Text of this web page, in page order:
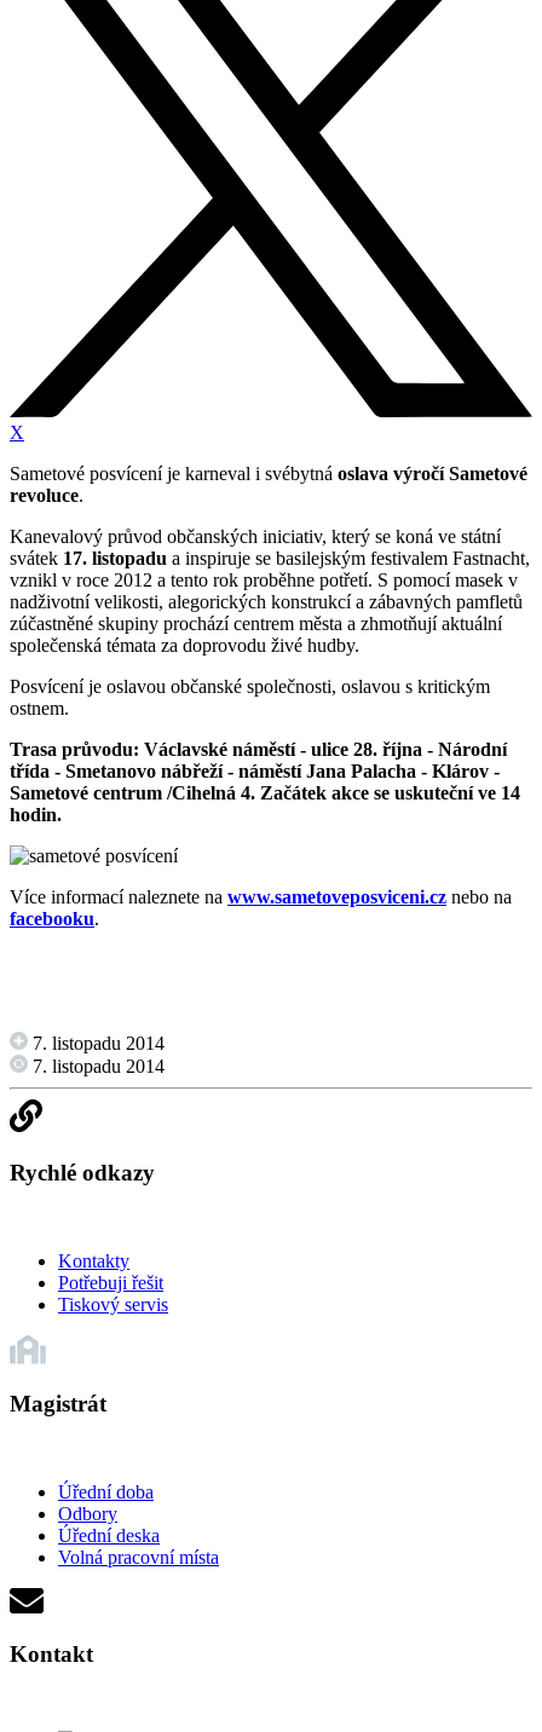
X
Sametové posvícení je karneval i svébytná oslava výročí Sametové
revoluce.
Kanevalový průvod občanských iniciativ, který se koná ve státní
svátek 17. listopadu a inspiruje se basilejským festivalem Fastnacht,
vznikl v roce 2012 a tento rok proběhne potřetí. S pomocí masek v
nadživotní velikosti, alegorických konstrukcí a zábavných pamfletů
zúčastněné skupiny prochází centrem města a zhmotňují aktuální
společenská témata za doprovodu živé hudby.
Posvícení je oslavou občanské společnosti, oslavou s kritickým
ostnem.
Trasa průvodu: Václavské náměstí - ulice 28. října - Národní
třída - Smetanovo nábřeží - náměstí Jana Palacha - Klárov -
Sametové centrum /Cihelná 4. Začátek akce se uskuteční ve 14
hodin.
Více informací naleznete na www.sametoveposviceni.cz nebo na
facebooku.
7. listopadu 2014
7. listopadu 2014
Rychlé odkazy
Kontakty
Potřebuji řešit
Tiskový servis
Magistrát
Úřední doba
Odbory
Úřední deska
Volná pracovní místa
Kontakt